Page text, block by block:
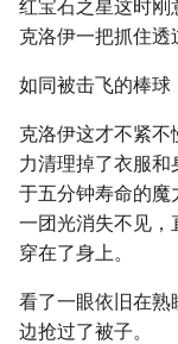
红宝石之星这时刚
克洛伊一把抓住透
如同被击飞的棒球
克洛伊这才不紧
力清理掉了衣服
于五分钟寿命的魔
一团光消失不见，
穿在了身上。
看了一眼依旧在熟
边抢过了被子。